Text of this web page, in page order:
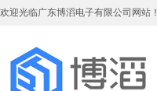
欢迎光临广东博滔电子有限公司 网站！